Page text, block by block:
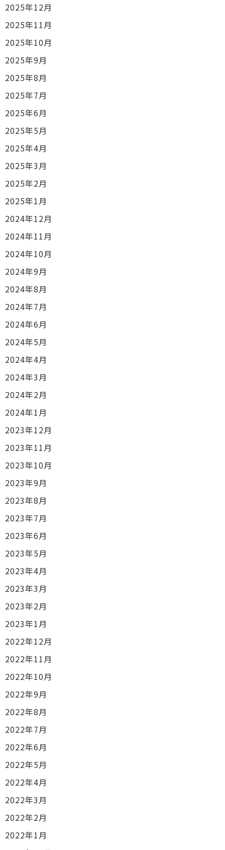
2025年12月
2025年11月
2025年10月
2025年9月
2025年8月
2025年7月
2025年6月
2025年5月
2025年4月
2025年3月
2025年2月
2025年1月
2024年12月
2024年11月
2024年10月
2024年9月
2024年8月
2024年7月
2024年6月
2024年5月
2024年4月
2024年3月
2024年2月
2024年1月
2023年12月
2023年11月
2023年10月
2023年9月
2023年8月
2023年7月
2023年6月
2023年5月
2023年4月
2023年3月
2023年2月
2023年1月
2022年12月
2022年11月
2022年10月
2022年9月
2022年8月
2022年7月
2022年6月
2022年5月
2022年4月
2022年3月
2022年2月
2022年1月